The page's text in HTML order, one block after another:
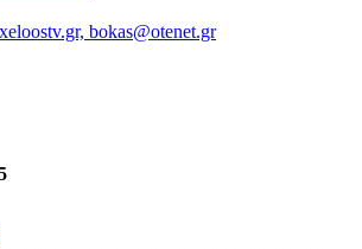
bokas@otenet.gr